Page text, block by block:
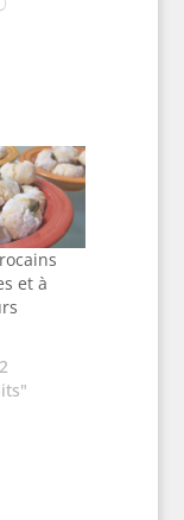
et à